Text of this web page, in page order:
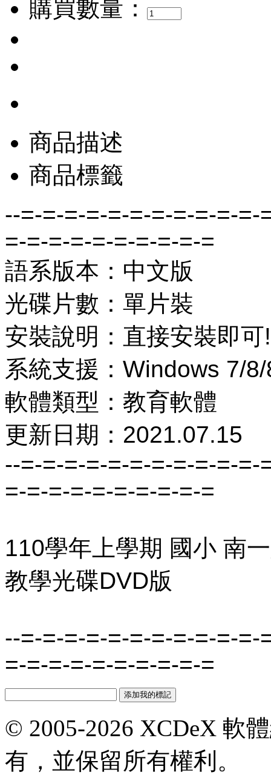
購買數量：
商品描述
商品標籤
--=-=-=-=-=-=-=-=-=-=-
=-=-=-=-=-=-=-=-=-=
語系版本：中文版
光碟片數：單片裝
安裝說明：直接安裝即可!
系統支援：Windows 7/
軟體類型：教育軟體
更新日期：2021.07.15
--=-=-=-=-=-=-=-=-=-=-
=-=-=-=-=-=-=-=-=-=
110學年上學期 國小 南
教學光碟DVD版
--=-=-=-=-=-=-=-=-=-=-
=-=-=-=-=-=-=-=-=-=
© 2005-2026 XCDeX 軟
有，並保留所有權利。